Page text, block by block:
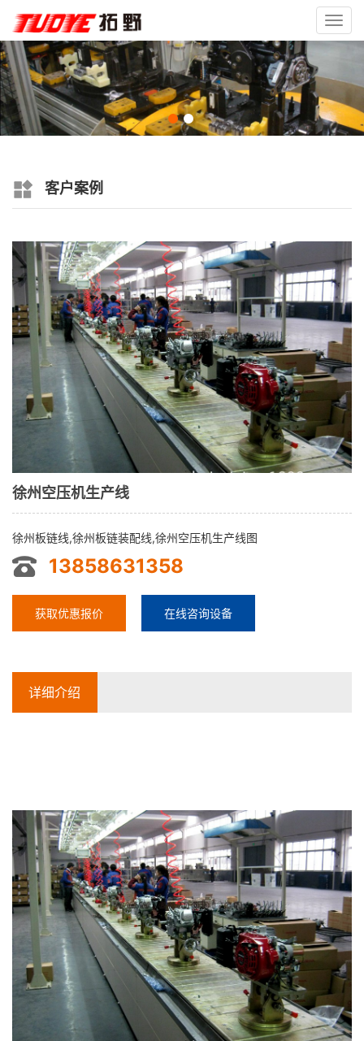
客户案例
徐州空压机生产线
徐州板链线,徐州板链装配线,徐州空压机生产线图
13858631358
获取优惠报价 在线咨询设备
详细介绍